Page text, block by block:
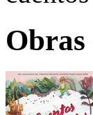
Obras